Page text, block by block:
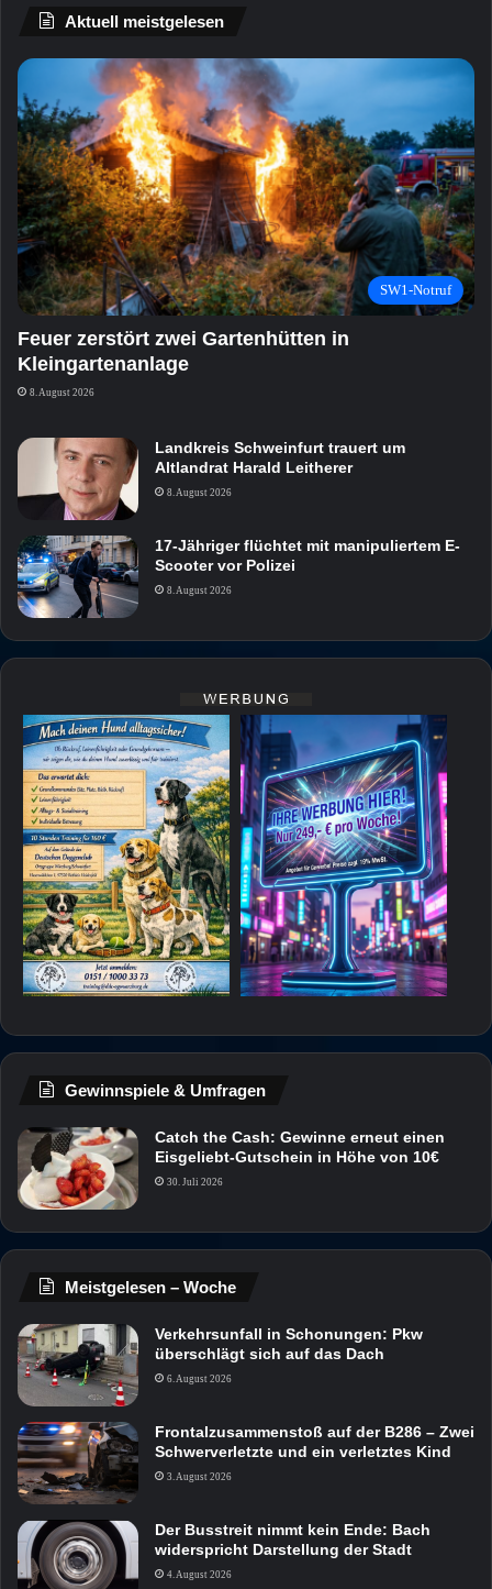
Aktuell meistgelesen
SW1-Notruf
Feuer zerstört zwei Gartenhütten in
Kleingartenanlage
8. August 2026
Landkreis Schweinfurt trauert um
Altlandrat Harald Leitherer
8. August 2026
17-Jähriger flüchtet mit manipuliertem E-
Scooter vor Polizei
8. August 2026
Gewinnspiele & Umfragen
Catch the Cash: Gewinne erneut einen
Eisgeliebt-Gutschein in Höhe von 10€
30. Juli 2026
Meistgelesen – Woche
Verkehrsunfall in Schonungen: Pkw
überschlägt sich auf das Dach
6. August 2026
Frontalzusammenstoß auf der B286 – Zwei
Schwerverletzte und ein verletztes Kind
3. August 2026
Der Busstreit nimmt kein Ende: Bach
widerspricht Darstellung der Stadt
4. August 2026